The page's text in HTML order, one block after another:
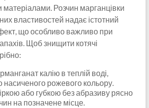
Розчин марганцівки
властивостей надає істотний
що особливо важливо при
Щоб знищити котячі
калію в теплій воді,
насиченого рожевого кольору.
або губкою без абразиву рясно
на позначене місце.